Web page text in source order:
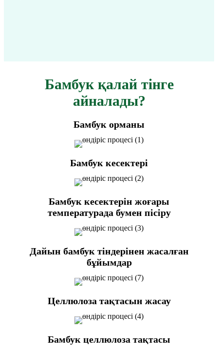
Бамбук қалай тінге
айналады?
Бамбук орманы
Бамбук кесектері
Бамбук кесектерін жоғары
температурада бумен пісіру
Дайын бамбук тіндерінен жасалған
бұйымдар
Целлюлоза тақтасын жасау
Бамбук целлюлоза тақтасы